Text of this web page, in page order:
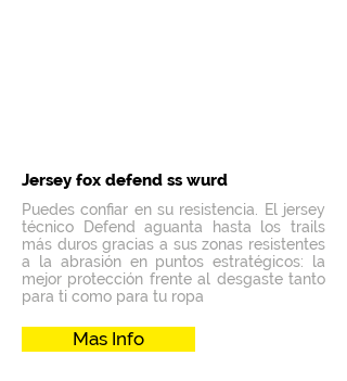
Jersey fox defend ss wurd
Puedes confiar en su resistencia. El jersey
técnico Defend aguanta hasta los trails
más duros gracias a sus zonas resistentes
a la abrasión en puntos estratégicos: la
mejor protección frente al desgaste tanto
para ti como para tu ropa
Mas Info